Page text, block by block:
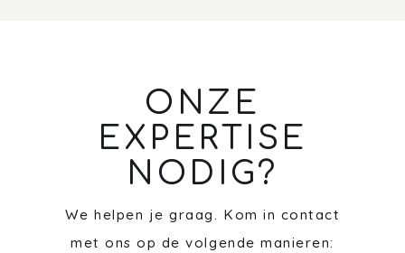
ONZE
EXPERTISE
NODIG?
We helpen je graag. Kom in contact
met ons op de volgende manieren: